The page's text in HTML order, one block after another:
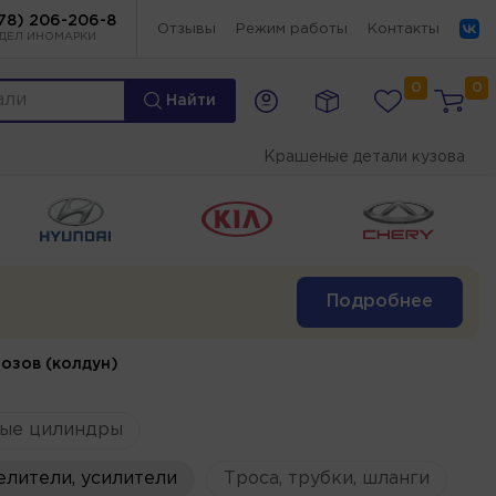
206-206-8
ИНОМАРКИ
Отзывы Режим работы Контакты
Найти
0 0
Крашеные детали кузова
Подробнее
(колдун)
цилиндры
усилители Троса, трубки, шланги